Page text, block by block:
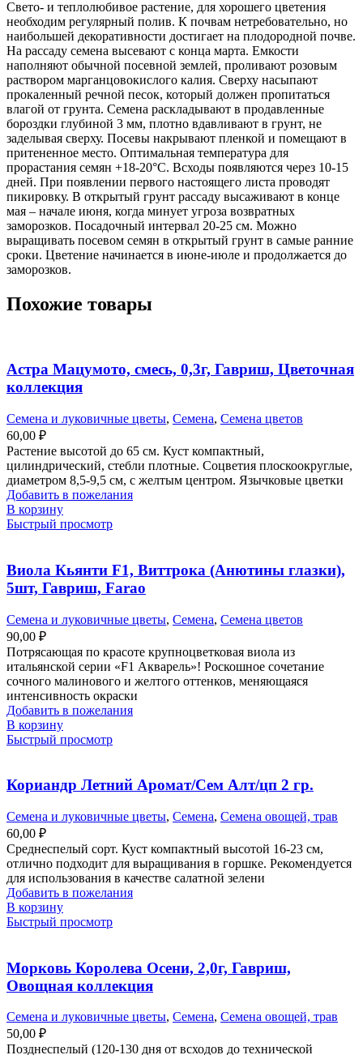
Свето- и теплолюбивое растение, для хорошего цветения
необходим регулярный полив. К почвам нетребовательно, но
наибольшей декоративности достигает на плодородной почве.
На рассаду семена высевают с конца марта. Емкости
наполняют обычной посевной землей, проливают розовым
раствором марганцовокислого калия. Сверху насыпают
прокаленный речной песок, который должен пропитаться
влагой от грунта. Семена раскладывают в продавленные
бороздки глубиной 3 мм, плотно вдавливают в грунт, не
заделывая сверху. Посевы накрывают пленкой и помещают в
притененное место. Оптимальная температура для
прорастания семян +18-20°С. Всходы появляются через 10-15
дней. При появлении первого настоящего листа проводят
пикировку. В открытый грунт рассаду высаживают в конце
мая – начале июня, когда минует угроза возвратных
заморозков. Посадочный интервал 20-25 см. Можно
выращивать посевом семян в открытый грунт в самые ранние
сроки. Цветение начинается в июне-июле и продолжается до
заморозков.
Похожие товары
Астра Мацумото, смесь, 0,3г, Гавриш, Цветочная
коллекция
Семена и луковичные цветы, Семена, Семена цветов
60,00 ₽
Растение высотой до 65 см. Куст компактный,
цилиндрический, стебли плотные. Соцветия плоскоокруглые,
диаметром 8,5-9,5 см, с желтым центром. Язычковые цветки
Добавить в пожелания
В корзину
Быстрый просмотр
Виола Кьянти F1, Виттрока (Анютины глазки),
5шт, Гавриш, Farao
Семена и луковичные цветы, Семена, Семена цветов
90,00 ₽
Потрясающая по красоте крупноцветковая виола из
итальянской серии «F1 Акварель»! Роскошное сочетание
сочного малинового и желтого оттенков, меняющаяся
интенсивность окраски
Добавить в пожелания
В корзину
Быстрый просмотр
Кориандр Летний Аромат/Сем Алт/цп 2 гр.
Семена и луковичные цветы, Семена, Семена овощей, трав
60,00 ₽
Среднеспелый сорт. Куст компактный высотой 16-23 см,
отлично подходит для выращивания в горшке. Рекомендуется
для использования в качестве салатной зелени
Добавить в пожелания
В корзину
Быстрый просмотр
Морковь Королева Осени, 2,0г, Гавриш,
Овощная коллекция
Семена и луковичные цветы, Семена, Семена овощей, трав
50,00 ₽
Позднеспелый (120-130 дня от всходов до технической